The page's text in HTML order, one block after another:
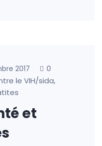
2017
0
le VIH/sida,
et